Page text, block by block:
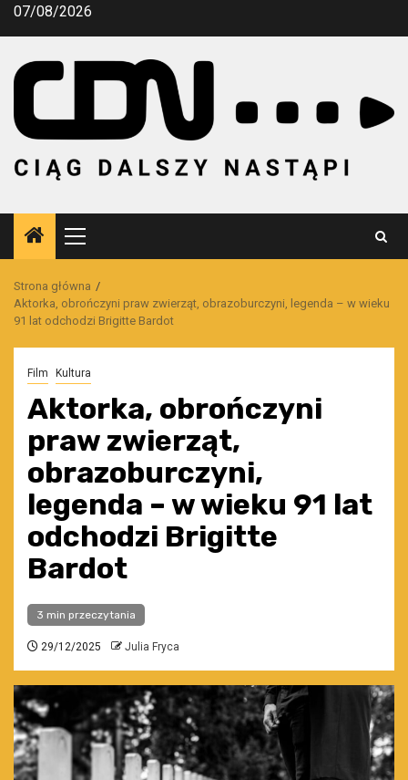
Przejdź
07/08/2026
Menu
główne
Strona główna
Aktorka, obrończyni praw zwierząt, obrazoburczyni, legenda – w wieku
91 lat odchodzi Brigitte Bardot
Film Kultura
Aktorka, obrończyni
praw zwierząt,
obrazoburczyni,
legenda – w wieku 91 lat
odchodzi Brigitte
Bardot
3 min przeczytania
29/12/2025 Julia Fryca